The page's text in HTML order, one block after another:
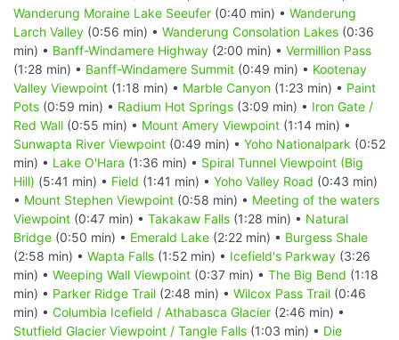
Wanderung Moraine Lake Seeufer (0:40 min) • Wanderung
Larch Valley (0:56 min) • Wanderung Consolation Lakes (0:36
min) • Banff-Windamere Highway (2:00 min) • Vermillion Pass
(1:28 min) • Banff-Windamere Summit (0:49 min) • Kootenay
Valley Viewpoint (1:18 min) • Marble Canyon (1:23 min) • Paint
Pots (0:59 min) • Radium Hot Springs (3:09 min) • Iron Gate /
Red Wall (0:55 min) • Mount Amery Viewpoint (1:14 min) •
Sunwapta River Viewpoint (0:49 min) • Yoho Nationalpark (0:52
min) • Lake O'Hara (1:36 min) • Spiral Tunnel Viewpoint (Big
Hill) (5:41 min) • Field (1:41 min) • Yoho Valley Road (0:43 min)
• Mount Stephen Viewpoint (0:58 min) • Meeting of the waters
Viewpoint (0:47 min) • Takakaw Falls (1:28 min) • Natural
Bridge (0:50 min) • Emerald Lake (2:22 min) • Burgess Shale
(2:58 min) • Wapta Falls (1:52 min) • Icefield's Parkway (3:26
min) • Weeping Wall Viewpoint (0:37 min) • The Big Bend (1:18
min) • Parker Ridge Trail (2:48 min) • Wilcox Pass Trail (0:46
min) • Columbia Icefield / Athabasca Glacier (2:46 min) •
Stutfield Glacier Viewpoint / Tangle Falls (1:03 min) • Die